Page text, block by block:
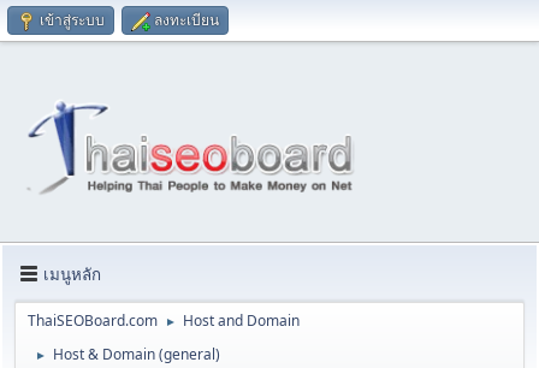
เข้าสู่ระบบ ลงทะเบียน
เมนูหลัก
ThaiSEOBoard.com ► Host and Domain
►
Host & Domain (general)